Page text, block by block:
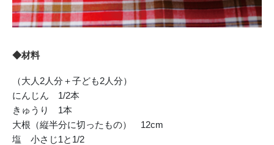
◆材料
（大人2人分＋子ども2人分）
にんじん 1/2本
きゅうり 1本
大根（縦半分に切ったもの） 12cm
塩 小さじ1と1/2